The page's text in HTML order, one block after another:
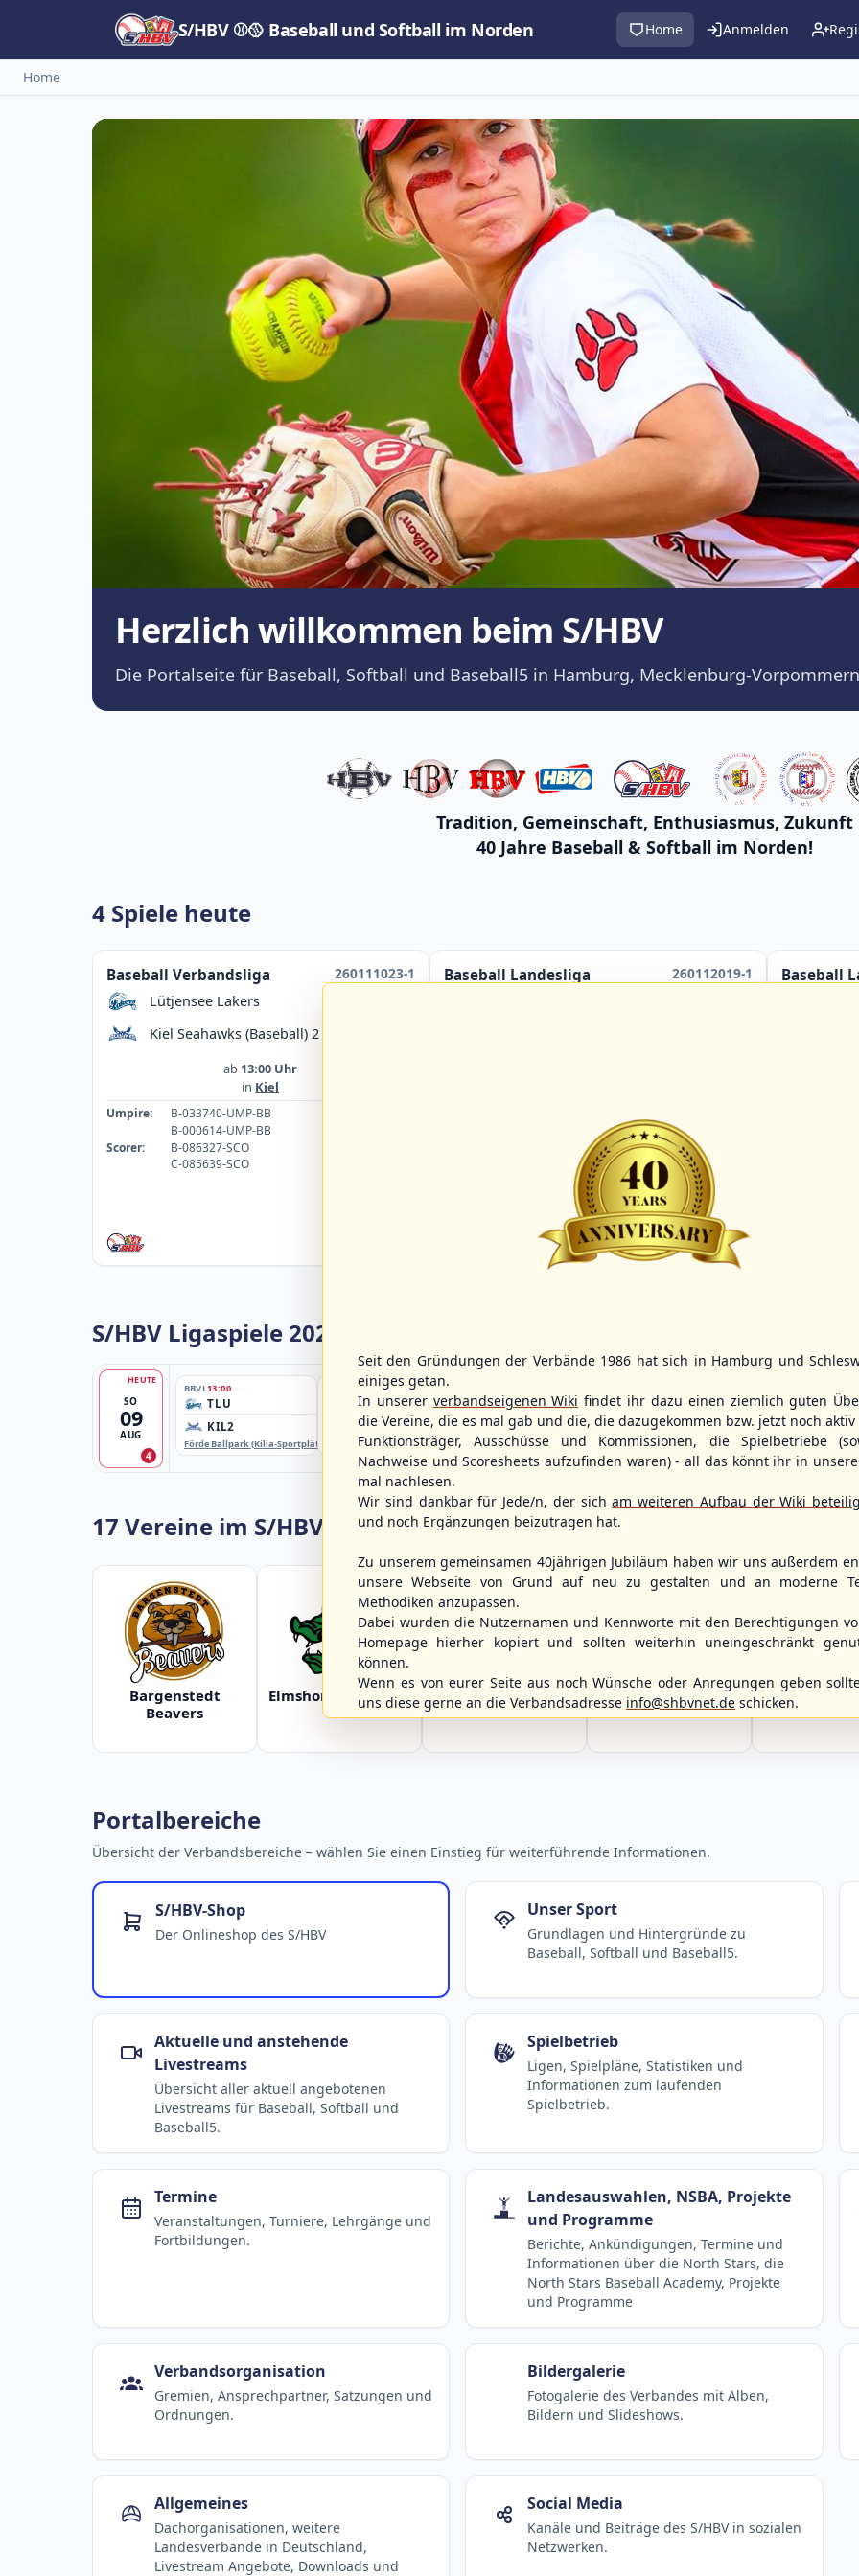
S/HBV ⚾🥎 Baseball und Softball im Norden Home Anmelden
Home
Herzlich willkommen beim S/HBV
Die Portalseite für Baseball, Softball und Baseball5 in Hamburg, Mecklenburg-
Tradition, Gemeinschaft, Enthusiasmus, Zukunft
40 Jahre Baseball & Softball im Norden!
4 Spiele heute
Baseball Verbandsliga
260111023-1
Lütjensee Lakers
Kiel Seahawks (Baseball) 2
ab 13:00 Uhr
in Kiel
Umpire:
B-033740-UMP-BB
B-000614-UMP-BB
Scorer:
B-086327-SCO
C-085639-SCO
Baseball Landesliga
260112019-1
B-044115-UMP-BB
A-069201-SCO
Baseball
S/HBV Ligaspiele 2026
SO
09
AUG
HEUTE
4
BBVL13:00
TLU
KIL2
Förde Ballpark (Kilia-Sportplätze), Kiel
13:00
HHM2
HHK2
Ballpark Langenhorst, Hamburg
HHM2
HHK2
Ballpark Langenhorst, Hamburg
TLU
KIL2
Förde Ballpark (Kilia-Sportplätze), Kiel
17 Vereine im S/HBV
Bargenstedt
Beavers
Elmshorn Alligators Fehmarn Islanders Flensburg Baltics
Greifswald
Portalbereiche
Übersicht der Verbandsbereiche – wählen Sie einen Einstieg für weiterführende Informationen.
S/HBV-Shop
Der Onlineshop des S/HBV
Unser Sport
Grundlagen und Hintergründe zu
Baseball, Softball und Baseball5.
Aktuelle und anstehende
Livestreams
Übersicht aller aktuell angebotenen
Livestreams für Baseball, Softball und
Baseball5.
Spielbetrieb
Ligen, Spielpläne, Statistiken und
Informationen zum laufenden
Spielbetrieb.
Termine
Veranstaltungen, Turniere, Lehrgänge und
Fortbildungen.
Landesauswahlen, NSBA, Projekte
und Programme
Berichte, Ankündigungen, Termine und
Informationen über die North Stars, die
North Stars Baseball Academy, Projekte
und Programme
Verbandsorganisation
Gremien, Ansprechpartner, Satzungen und
Ordnungen.
Bildergalerie
Fotogalerie des Verbandes mit Alben,
Bildern und Slideshows.
Allgemeines
Dachorganisationen, weitere
Landesverbände in Deutschland,
Livestream Angebote, Downloads und
Social Media
Kanäle und Beiträge des S/HBV in sozialen
Netzwerken.
Seit den Gründungen der Verbände 1986 hat sich in Hamburg und
einiges getan.
In unserer verbandseigenen Wiki findet ihr dazu einen ziemlich guten
die Vereine, die es mal gab und die, die dazugekommen bzw. jetzt noch aktiv
Funktionsträger, Ausschüsse und Kommissionen, die Spielbetriebe
Nachweise und Scoresheets aufzufinden waren) - all das könnt ihr in
mal nachlesen.
Wir sind dankbar für Jede/n, der sicham weiteren Aufbau der Wiki
und noch Ergänzungen beizutragen hat.
Zu unserem gemeinsamen 40jährigen Jubiläum haben wir uns außerdem
unsere Webseite von Grund auf neu zu gestalten und an moderne
Methodiken anzupassen.
Dabei wurden die Nutzernamen und Kennworte mit den Berechtigungen
Homepage hierher kopiert und sollten weiterhin uneingeschränkt
können.
Wenn es von eurer Seite aus noch Wünsche oder Anregungen geben
uns diese gerne an die Verbandsadresse info@shbvnet.de schicken.